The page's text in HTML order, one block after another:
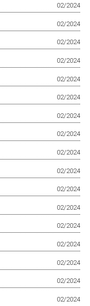
02/2024
02/2024
02/2024
02/2024
02/2024
02/2024
02/2024
02/2024
02/2024
02/2024
02/2024
02/2024
02/2024
02/2024
02/2024
02/2024
02/2024